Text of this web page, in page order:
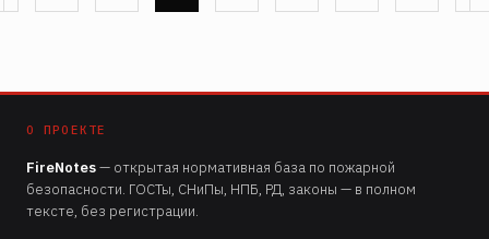
О ПРОЕКТЕ
FireNotes— открытая нормативная база по пожарной
безопасности. ГОСТы, СНиПы, НПБ, РД, законы — в полном
тексте, без регистрации.